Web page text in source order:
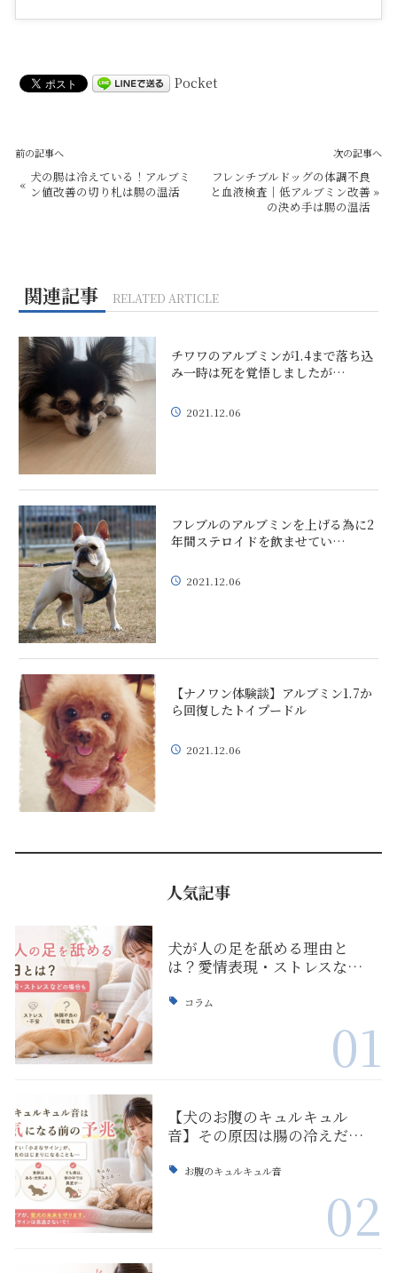
Pocket
前の記事へ
« 犬の腸は冷えている！アルブミ
ン値改善の切り札は腸の温活
次の記事へ
フレンチブルドッグの体調不良
と血液検査｜低アルブミン改善
の決め手は腸の温活
»
関連記事 RELATED ARTICLE
チワワのアルブミンが1.4まで落ち込
み一時は死を覚悟しましたが…
2021.12.06
フレブルのアルブミンを上げる為に2
年間ステロイドを飲ませてい…
2021.12.06
【ナノワン体験談】アルブミン1.7か
ら回復したトイプードル
2021.12.06
人気記事
犬が人の足を舐める理由と
は？愛情表現・ストレスな…
コラム
01
【犬のお腹のキュルキュル
音】その原因は腸の冷えだ…
お腹のキュルキュル音
02